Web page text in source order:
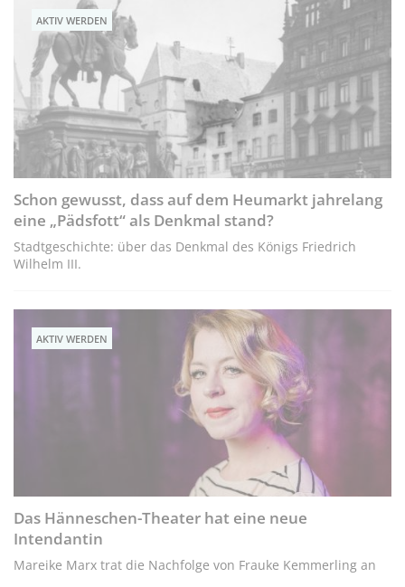
AKTIV WERDEN
Schon gewusst, dass auf dem Heumarkt jahrelang
eine „Pädsfott“ als Denkmal stand?
Stadtgeschichte: über das Denkmal des Königs Friedrich
Wilhelm III.
AKTIV WERDEN
Das Hänneschen-Theater hat eine neue
Intendantin
Mareike Marx trat die Nachfolge von Frauke Kemmerling an